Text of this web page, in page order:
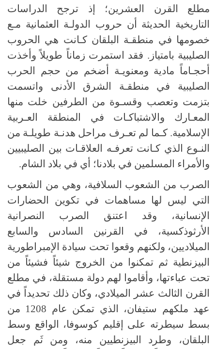
مطلع القرن العشرين؛ إذ ترجح الدراسات
التاريخية الحديثة أن حروب الدولـة العثمانية مـع
خصومها في منطقـة البلقان كـانت هي الحروب
الصليبية بامتياز. فقد استمرت زماناً طويلاً وأخذت
أحجـاماً مادية ومعنويـة أضخم من حجم الحرب
الصليبية في منطقـة الشرق الأدنى واتسمت
بتزمت وتعصب وقسـوة من الطرفين خلت منها
المعـارك والاشتباكـات في المنطقة العـربية
الإسلامية. كـما لم تعـرف مراحل هدنـة طويلـة من
النـوع الذي كـانت تعرفـه العلاقـات بين الصليبيين
والأمراء المسلمين في بلادنا؛ أي في بلاد الشام.
الصرب من الشعوب السلافية، وهي من الشعوب
التي ليس لها مساهمات في تكوين الحضارات
الإنسانية، وقد اعتنق الصرب النصرانية
الأرثوذكسية، في القرنين السادس والسابع
الميلاديين، ولكنهم وقعوا تحت سيادة الإمبراطورية
البيزنطية ثم تمكنوا من الخروج شيئاً فشيئاً من
تحت عباءتها، وأقاموا لهم دولة مستقلة، في مطلع
القرن الثالث عشر الميلادي، وكان ذلك تحديداً في
عهد ملكهم ستيفان، الذي تمكن عام 1208 من
بسط سيطرته على إقليم كوسوفا، الواقع وسط
البلقان، وطرد البيزنطيين منه، ومن ثَم جعل